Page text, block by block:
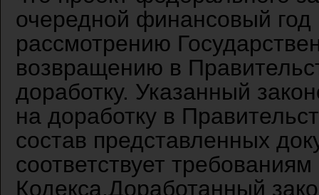
очередной финансовый
рассмотрению
возвращению в
доработку. Указанный
на доработку в
состав представленных
соответствует
Кодекса.Доработанный